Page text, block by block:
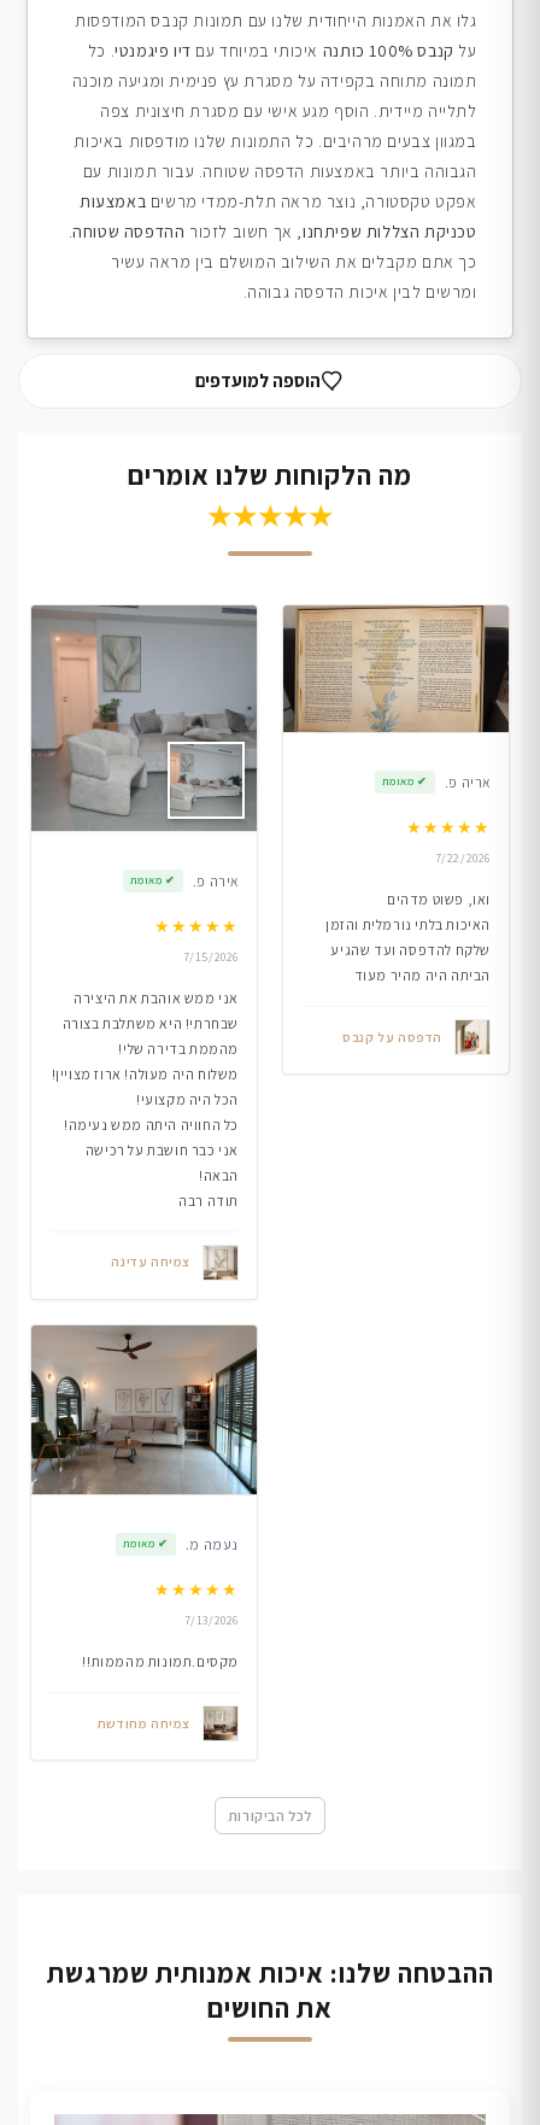
גלו את האמנות הייחודית שלנו עם תמונות קנבס המודפסות
על קנבס 100% כותנה איכותי במיוחד עם דיו פיגמנטי. כל
תמונה מתוחה בקפידה על מסגרת עץ פנימית ומגיעה מוכנה
לתלייה מיידית. הוסף מגע אישי עם מסגרת חיצונית צפה
במגוון צבעים מרהיבים. כל התמונות שלנו מודפסות באיכות
הגבוהה ביותר באמצעות הדפסה שטוחה. עבור תמונות עם
אפקט טקסטורה, נוצר מראה תלת-ממדי מרשים באמצעות
טכניקת הצללות שפיתחנו, אך חשוב לזכור ההדפסה שטוחה.
כך אתם מקבלים את השילוב המושלם בין מראה עשיר
ומרשים לבין איכות הדפסה גבוהה.
הוספה למועדפים
מה הלקוחות שלנו אומרים
★★★★★
אריה פ. ✔ מאומת
★★★★★
7/22/2026
ואו, פשוט מדהים
האיכות בלתי נורמלית והזמן
שלקח להדפסה ועד שהגיע
הביתה היה מהיר מעוד
הדפסה על קנבס
אירה פ. ✔ מאומת
★★★★★
7/15/2026
אני ממש אוהבת את היצירה
שבחרתי! היא משתלבת בצורה
מהממת בדירה שלי!
משלוח היה מעולה! ארוז מצויין!
הכל היה מקצועי!
כל החוויה היתה ממש נעימה!
אני כבר חושבת על רכישה
הבאה!
תודה רבה
צמיחה עדינה
נעמה מ. ✔ מאומת
★★★★★
7/13/2026
מקסים.תמונות מהממות!!
צמיחה מחודשת
לכל הביקורות
ההבטחה שלנו: איכות אמנותית שמרגשת
את החושים